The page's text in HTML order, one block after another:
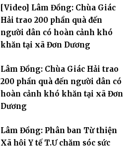
[Video] Lâm Đồng: Chùa Giác
Hải trao 200 phần quà đến
người dân có hoàn cảnh khó
khăn tại xã Đơn Dương
Lâm Đồng: Chùa Giác Hải trao
200 phần quà đến người dân có
hoàn cảnh khó khăn tại xã Đơn
Dương
Lâm Đồng: Phân ban Từ thiện
Xã hội Y tế T.Ư chăm sóc sức